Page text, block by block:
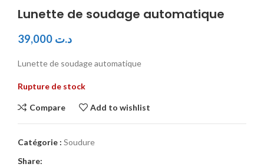
Lunette de soudage automatique
د.ت
Lunette de soudage automatique
Rupture de stock
Compare Add to wishlist
Catégorie : Soudure
Share: